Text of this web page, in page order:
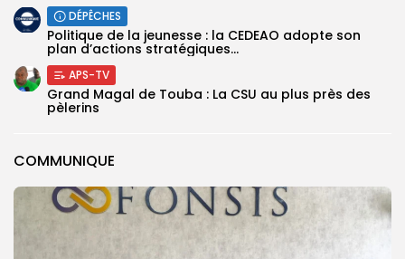
COMMUNIQUE
DÉPÊCHES
Politique de la jeunesse : la CEDEAO adopte son
plan d’actions stratégiques...
APS-TV
Grand Magal de Touba : La CSU au plus près des
pèlerins